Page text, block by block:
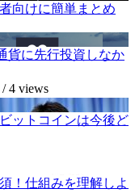
向けに簡単まとめ
貨に先行投資しなか
/4 views
ットコインは今後ど
！仕組みを理解しよ